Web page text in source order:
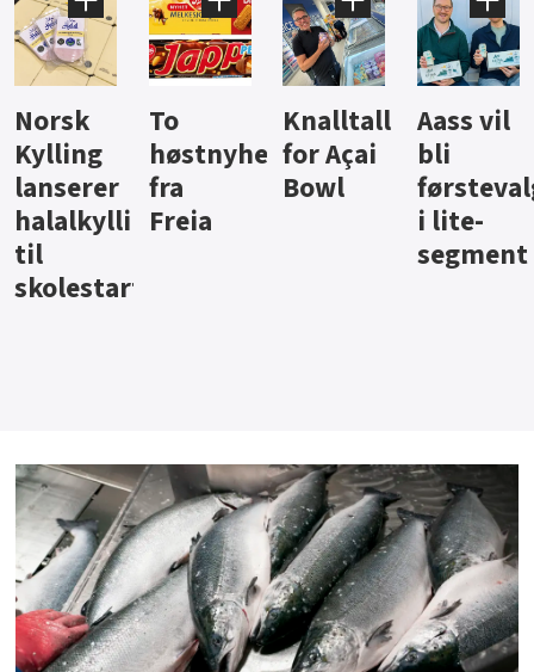
Knalltall
for Açai
Bowl
Aass vil
bli
førstevalg
i lite-
Brus og
jus fra
Berentsen
Hard
iste fra
Hansa